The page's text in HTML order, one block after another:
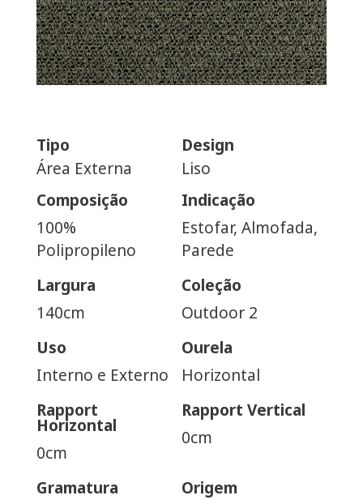
Tipo
Área Externa
Design
Liso
Composição
100%
Polipropileno
Indicação
Estofar, Almofada,
Parede
Largura
140cm
Coleção
Outdoor 2
Uso
Interno e Externo
Ourela
Horizontal
Rapport
Horizontal
0cm
Rapport Vertical
0cm
Gramatura
Origem